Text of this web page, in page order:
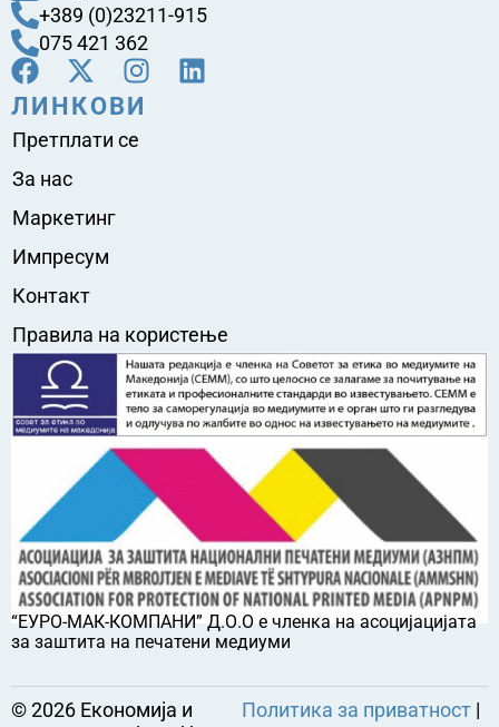
+389 (0)23211-915
075 421 362
ЛИНКОВИ
Претплати се
За нас
Маркетинг
Импресум
Контакт
Правила на користење
“ЕУРО-МАК-КОМПАНИ” Д.О.О е членка на асоцијацијата
за заштита на печатени медиуми
©2026 Економија и
Политика за приватност |